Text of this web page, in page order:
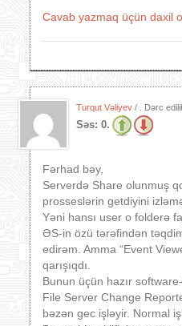
Cavab yazmaq üçün daxil
Turqut Vəliyev / . Dərc
Səs: 0.
Fərhad bəy,
Serverdə Share olunmuş
prosseslərin getdiyini
Yəni hansı user o folderə
ƏS-in özü tərəfindən
edirəm. Amma “Event
qarışıqdı.
Bunun üçün hazır
File Server Change
bəzən gec işləyir. Normal